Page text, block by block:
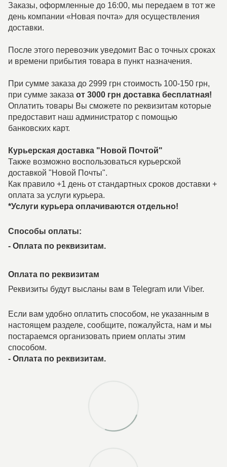
Заказы, оформленные до 16:00, мы передаем в тот же
день компании «Новая почта» для осуществления
доставки.
После этого перевозчик уведомит Вас о точных сроках
и времени прибытия товара в пункт назначения.
При сумме заказа до 2999 грн стоимость 100-150 грн,
при сумме заказа от 3000 грн доставка бесплатная!
Оплатить товары Вы сможете по реквизитам которые
предоставит наш администратор с помощью
банковских карт.
Курьерская доставка "Новой Почтой"
Также возможно воспользоваться курьерской
доставкой "Новой Почты".
Как правило +1 день от стандартных сроков доставки +
оплата за услуги курьера.
*Услуги курьера оплачиваются отдельно!
Способы оплаты:
- Оплата по реквизитам.
Оплата по реквизитам
Реквизиты будут высланы вам в Telegram или Viber.
Если вам удобно оплатить способом, не указанным в
настоящем разделе, сообщите, пожалуйста, нам и мы
постараемся организовать прием оплаты этим
способом.
- Оплата по реквизитам.